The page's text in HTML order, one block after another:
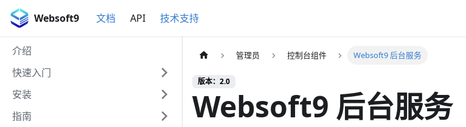
Websoft9 文档 API 技术支持
介绍
快速入门
安装
指南
管理员 控制台组件 Websoft9 后台服务
版本：2.0
Websoft9 后台服务